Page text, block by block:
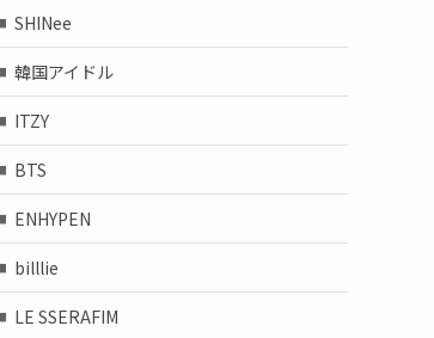
SHINee
韓国アイドル
ITZY
BTS
ENHYPEN
billlie
LE SSERAFIM